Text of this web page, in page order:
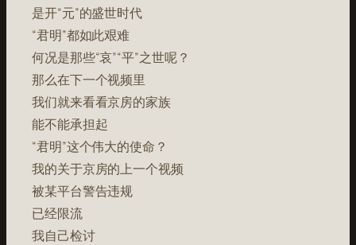
是开“元”的盛世时代
“君明”都如此艰难
何况是那些“哀”“平”之世呢？
那么在下一个视频里
我们就来看看京房的家族
能不能承担起
“君明”这个伟大的使命？
我的关于京房的上一个视频
被某平台警告违规
已经限流
我自己检讨